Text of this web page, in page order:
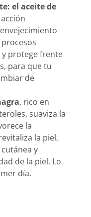
el aceite de
protege frente
para que tu
de
, rico en
suaviza la
la
la piel,
y
de la piel. Lo
día.